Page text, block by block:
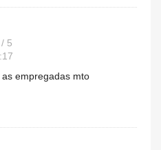
5
empregadas mto